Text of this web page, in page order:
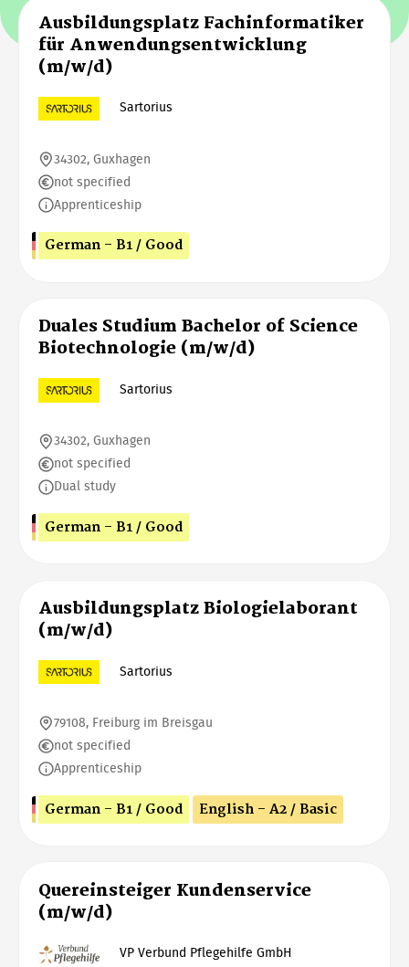
Ausbildungsplatz Fachinformatiker
für Anwendungsentwicklung
(m/w/d)
Sartorius
34302, Guxhagen
not specified
Apprenticeship
German - B1 / Good
Duales Studium Bachelor of Science
Biotechnologie (m/w/d)
Sartorius
34302, Guxhagen
not specified
Dual study
German - B1 / Good
Ausbildungsplatz Biologielaborant
(m/w/d)
Sartorius
79108, Freiburg im Breisgau
not specified
Apprenticeship
German - B1 / Good English - A2 / Basic
Quereinsteiger Kundenservice
(m/w/d)
VP Verbund Pflegehilfe GmbH